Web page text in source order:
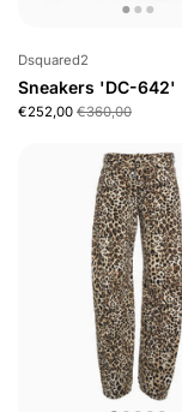
Dsquared2
Sneakers 'DC-642'
€252,00 €360,00